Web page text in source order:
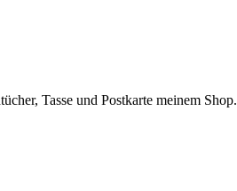
Tasse und Postkarte meinem Shop.